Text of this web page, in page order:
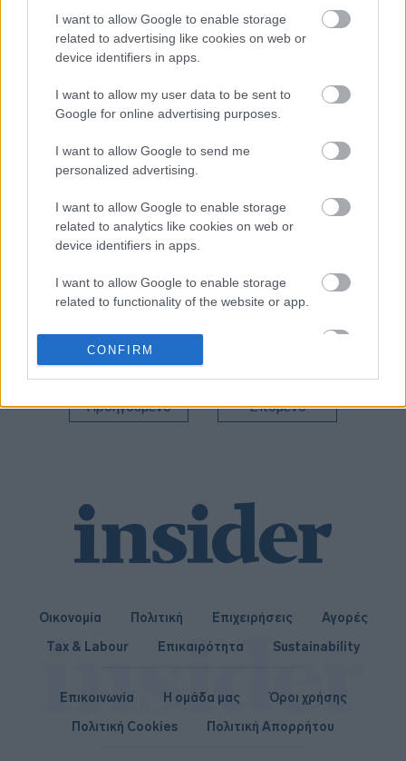
I want to allow Google to enable storage
related to advertising like cookies on web or
device identifiers in apps.
I want to allow my user data to be sent to
Google for online advertising purposes.
I want to allow Google to send me
personalized advertising.
I want to allow Google to enable storage
related to analytics like cookies on web or
device identifiers in apps.
I want to allow Google to enable storage
related to functionality of the website or app.
I want to allow Google to enable storage
related to personalization.
related to security, including authentication
CONFIRM
Ξεκινά η
διαπραγμάτευση για
δημόσια ΜΜΕ
ΕΕ: Επτά κράτη ζητούν
διαπραγματεύσεις με
τη Βοσνία-Ερζεγοβίνη
Φάρμακα: Περί τα 700
εκατ. η εξοικονόμηση
διαπραγματεύσεις
Προηγούμενο Επόμενο
Οικονομία Πολιτική Επιχειρήσεις
Αγορές
Tax & Labour
Επικαιρότητα Sustainability
Επικοινωνία Η ομάδα μας
Όροι χρήσης
Πολιτική Cookies
Πολιτική Απορρήτου